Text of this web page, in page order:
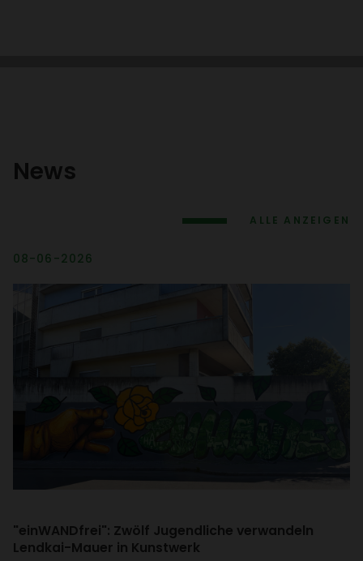
News
ALLE ANZEIGEN
08-06-2026
"einWAND­frei": Zwölf Jugend­liche verwan­deln
Lendkai-Mauer in Kunst­werk